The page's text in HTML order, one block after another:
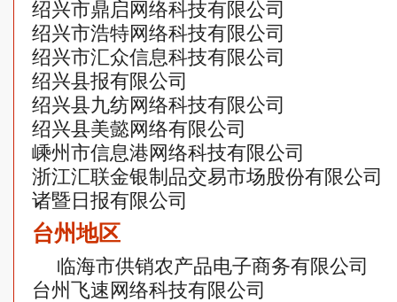
绍兴市鼎启网络科技有限公司
绍兴市浩特网络科技有限公司
绍兴市汇众信息科技有限公司
绍兴县报有限公司
绍兴县九纺网络科技有限公司
绍兴县美懿网络有限公司
嵊州市信息港网络科技有限公司
浙江汇联金银制品交易市场股份有限公司
诸暨日报有限公司
台州地区
临海市供销农产品电子商务有限公司
台州飞速网络科技有限公司